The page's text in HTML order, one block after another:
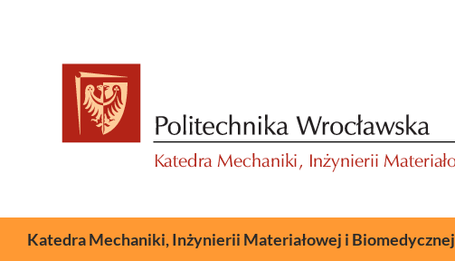
Katedra Mechaniki, Inżynierii Materiałowej i Biomedycznej